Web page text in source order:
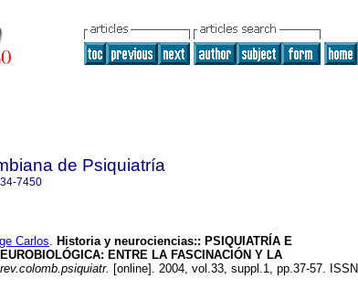
de Psiquiatría
7450
Carlos. Historia y neurociencias:: PSIQUIATRÍA E
ENTRE LA FASCINACIÓN Y LA
rev.colomb.psiquiatr. [online]. 2004, vol.33, suppl.1, pp.37-57. ISSN